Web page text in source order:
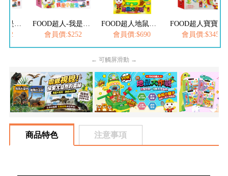
會員價:$252
會員價:$690
會員價:$345
← 可觸屏滑動 →
商品特色 注意事項